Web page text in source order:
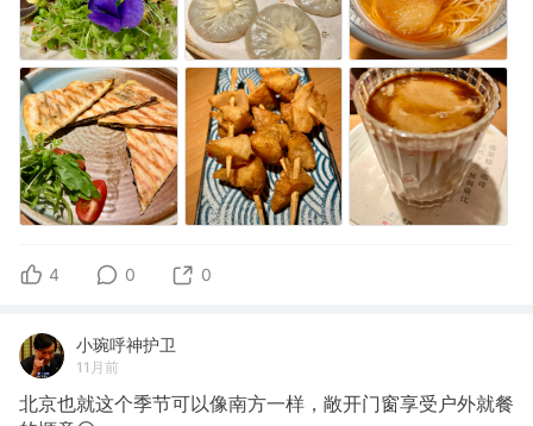
4 0 0
小琬呼神护卫
11月前
北京也就这个季节可以像南方一样，敞开门窗享受户外就餐